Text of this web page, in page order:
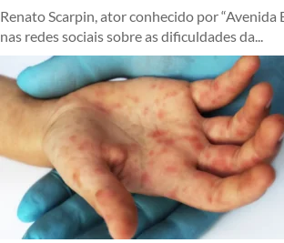
Renato Scarpin, ator conhecido por “Avenida
nas redes sociais sobre as dificuldades da...